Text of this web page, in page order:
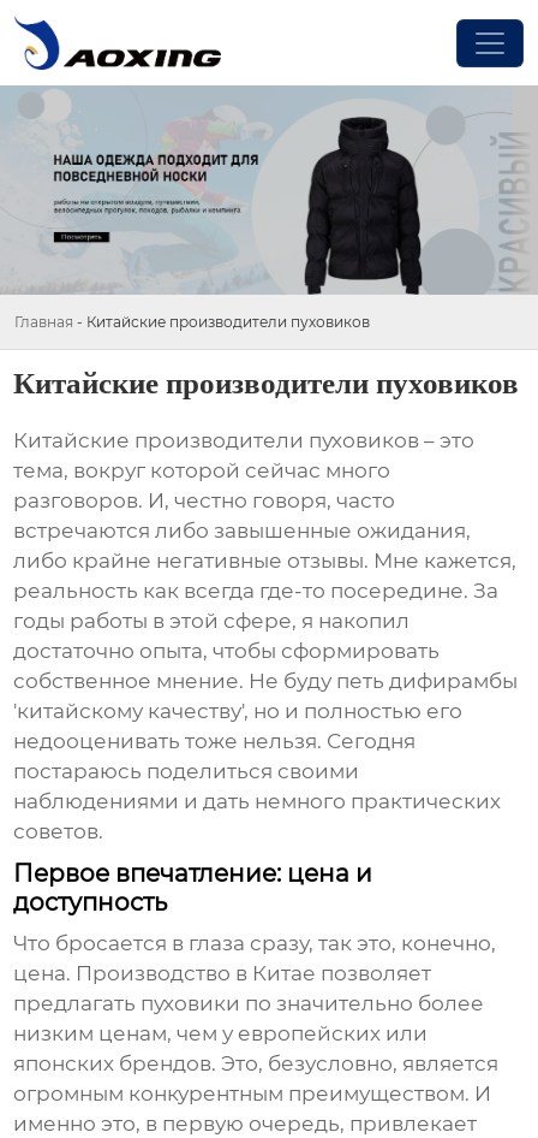
Главная - Китайские производители пуховиков
Китайские производители пуховиков
Китайские производители пуховиков – это
тема, вокруг которой сейчас много
разговоров. И, честно говоря, часто
встречаются либо завышенные ожидания,
либо крайне негативные отзывы. Мне кажется,
реальность как всегда где-то посередине. За
годы работы в этой сфере, я накопил
достаточно опыта, чтобы сформировать
собственное мнение. Не буду петь дифирамбы
'китайскому качеству', но и полностью его
недооценивать тоже нельзя. Сегодня
постараюсь поделиться своими
наблюдениями и дать немного практических
советов.
Первое впечатление: цена и
доступность
Что бросается в глаза сразу, так это, конечно,
цена. Производство в Китае позволяет
предлагать пуховики по значительно более
низким ценам, чем у европейских или
японских брендов. Это, безусловно, является
огромным конкурентным преимуществом. И
именно это, в первую очередь, привлекает